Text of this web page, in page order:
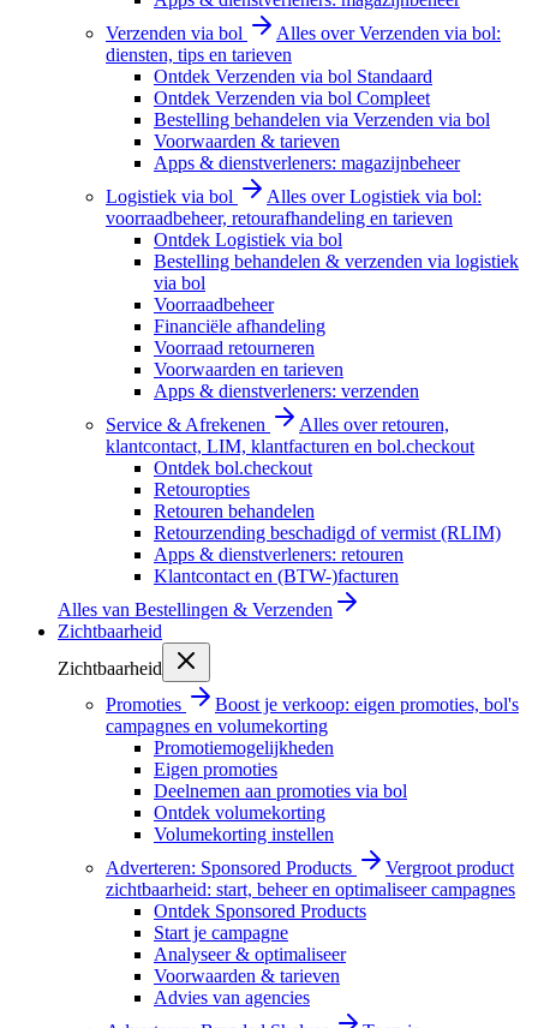
Verzenden via bol
Alles over Verzenden via bol:
diensten, tips en tarieven
Ontdek Verzenden via bol Standaard
Ontdek Verzenden via bol Compleet
Bestelling behandelen via Verzenden via bol
Voorwaarden & tarieven
Apps & dienstverleners: magazijnbeheer
Logistiek via bol
Alles over Logistiek via bol:
voorraadbeheer, retourafhandeling en tarieven
Ontdek Logistiek via bol
Bestelling behandelen & verzenden via logistiek
via bol
Voorraadbeheer
Financiële afhandeling
Voorraad retourneren
Voorwaarden en tarieven
Apps & dienstverleners: verzenden
Service & Afrekenen
Alles over retouren,
klantcontact, LIM, klantfacturen en bol.checkout
Ontdek bol.checkout
Retouropties
Retouren behandelen
Retourzending beschadigd of vermist (RLIM)
Apps & dienstverleners: retouren
Klantcontact en (BTW-)facturen
Alles van Bestellingen & Verzenden
Zichtbaarheid
Zichtbaarheid
Promoties
Boost je verkoop: eigen promoties, bol's
campagnes en volumekorting
Promotiemogelijkheden
Eigen promoties
Deelnemen aan promoties via bol
Ontdek volumekorting
Volumekorting instellen
Adverteren: Sponsored Products
Vergroot product
zichtbaarheid: start, beheer en optimaliseer campagnes
Ontdek Sponsored Products
Start je campagne
Analyseer & optimaliseer
Voorwaarden & tarieven
Advies van agencies